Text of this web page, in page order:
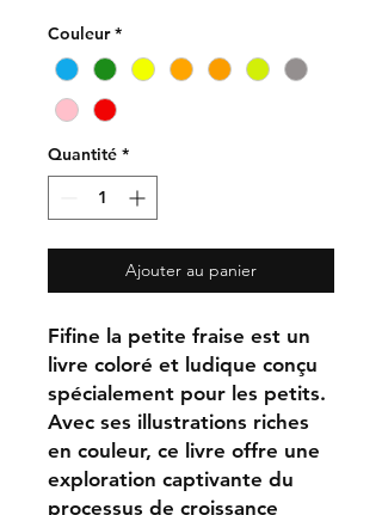
Couleur *
Quantité *
Ajouter au panier
Fifine la petite fraise est un
livre coloré et ludique conçu
spécialement pour les petits.
Avec ses illustrations riches
en couleur, ce livre offre une
exploration captivante du
processus de croissance